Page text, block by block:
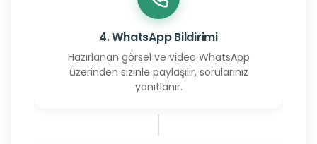
4. WhatsApp Bildirimi
Hazırlanan görsel ve video WhatsApp
üzerinden sizinle paylaşılır, sorularınız
yanıtlanır.